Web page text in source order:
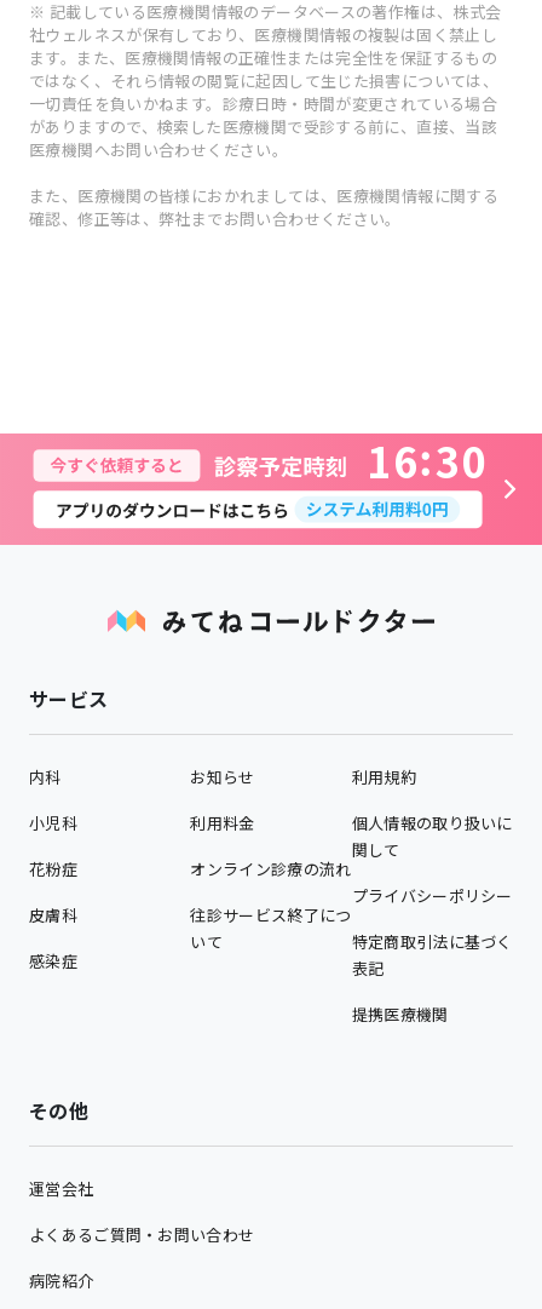
※ 記載している医療機関情報のデータベースの著作権は、株式会
社ウェルネスが保有しており、医療機関情報の複製は固く禁止し
ます。また、医療機関情報の正確性または完全性を保証するもの
ではなく、それら情報の閲覧に起因して生じた損害については、
一切責任を負いかねます。診療日時・時間が変更されている場合
がありますので、検索した医療機関で受診する前に、直接、当該
医療機関へお問い合わせください。
また、医療機関の皆様におかれましては、医療機関情報に関する
確認、修正等は、弊社までお問い合わせください。
16 30
サービス
内科
小児科
花粉症
皮膚科
感染症
お知らせ
利用料金
オンライン診療の流れ
往診サービス終了につ
いて
利用規約
個人情報の取り扱いに
関して
プライバシーポリシー
特定商取引法に基づく
表記
提携医療機関
その他
運営会社
よくあるご質問・お問い合わせ
病院紹介